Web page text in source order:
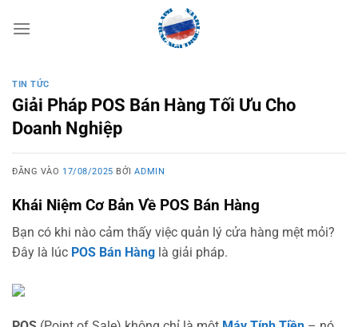
qua
TIN TỨC
Giải Pháp POS Bán Hàng Tối Ưu Cho
Doanh Nghiệp
ĐĂNG VÀO 17/08/2025 BỞIADMIN
Khái Niệm Cơ Bản Về POS Bán Hàng
Bạn có khi nào cảm thấy việc quản lý cửa hàng mệt mỏi?
Đây là lúc POS Bán Hàng là giải pháp.